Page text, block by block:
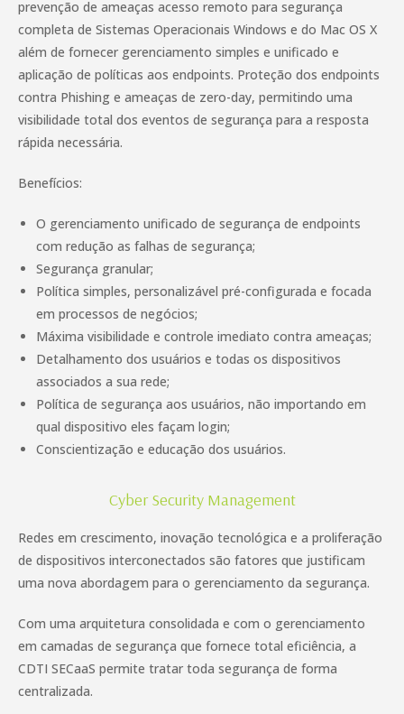
prevenção de ameaças acesso remoto para segurança
completa de Sistemas Operacionais Windows e do Mac OS X
além de fornecer gerenciamento simples e unificado e
aplicação de políticas aos endpoints. Proteção dos endpoints
contra Phishing e ameaças de zero-day, permitindo uma
visibilidade total dos eventos de segurança para a resposta
rápida necessária.
Benefícios:
O gerenciamento unificado de segurança de endpoints
com redução as falhas de segurança;
Segurança granular;
Política simples, personalizável pré-configurada e focada
em processos de negócios;
Máxima visibilidade e controle imediato contra ameaças;
Detalhamento dos usuários e todas os dispositivos
associados a sua rede;
Política de segurança aos usuários, não importando em
qual dispositivo eles façam login;
Conscientização e educação dos usuários.
Cyber Security Management
Redes em crescimento, inovação tecnológica e a proliferação
de dispositivos interconectados são fatores que justificam
uma nova abordagem para o gerenciamento da segurança.
Com uma arquitetura consolidada e com o gerenciamento
em camadas de segurança que fornece total eficiência, a
CDTI SECaaS permite tratar toda segurança de forma
centralizada.